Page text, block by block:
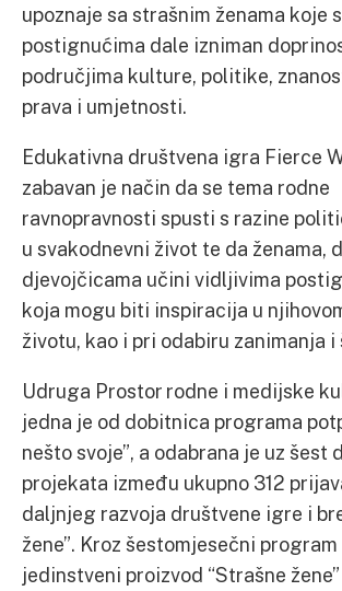
upoznaje sa strašnim ženama koje
postignućima dale izniman
područjima kulture, politike,
prava i umjetnosti.
Edukativna društvena igra Fierce
zabavan je način da se tema rodne
ravnopravnosti spusti s razine
u svakodnevni život te da ženama,
djevojčicama učini vidljivima
koja mogu biti inspiracija u
životu, kao i pri odabiru zanimanja i
Udruga Prostor rodne i medijske
jedna je od dobitnica programa
nešto svoje”, a odabrana je uz šest
projekata između ukupno 312
daljnjeg razvoja društvene igre i
žene”. Kroz šestomjesečni
jedinstveni proizvod “Strašne